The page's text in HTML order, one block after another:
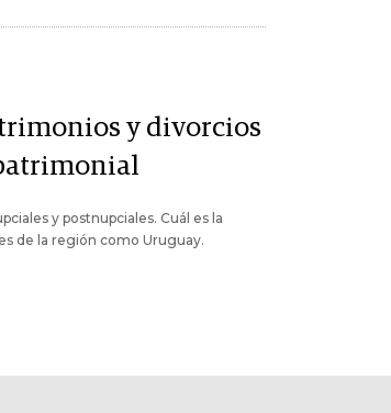
y divorcios
y postnupciales. Cuál es la
de la región como Uruguay.